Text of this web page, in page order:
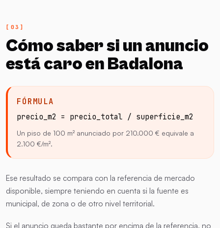
Cómo saber si un anuncio
está caro en Badalona
FÓRMULA
precio_m2 = precio_total / superficie_m2
Un piso de 100 m² anunciado por 210.000 € equivale a
2.100 €/m².
Ese resultado se compara con la referencia de mercado
disponible, siempre teniendo en cuenta si la fuente es
municipal, de zona o de otro nivel territorial.
Si el anuncio queda bastante por encima de la referencia, no